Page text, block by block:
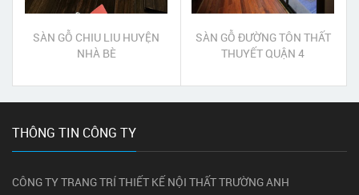
SÀN GỖ CHIU LIU HUYỆN
NHÀ BÈ
SÀN GỖ ĐƯỜNG TÔN THẤT
THUYẾT QUẬN 4
THÔNG TIN CÔNG TY
CÔNG TY TRANG TRÍ THIẾT KẾ NỘI THẤT TRƯỜNG ANH